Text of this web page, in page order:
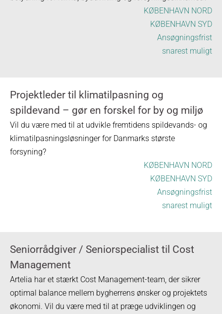
KØBENHAVN NORD
KØBENHAVN SYD
Ansøgningsfrist
snarest muligt
Projektleder til klimatilpasning og
spildevand – gør en forskel for by og miljø
Vil du være med til at udvikle fremtidens spildevands- og
klimatilpasningsløsninger for Danmarks største
forsyning?
KØBENHAVN NORD
KØBENHAVN SYD
Ansøgningsfrist
snarest muligt
Seniorrådgiver / Seniorspecialist til Cost
Management
Artelia har et stærkt Cost Management-team, der sikrer
optimal balance mellem bygherrens ønsker og projektets
økonomi. Vil du være med til at præge udviklingen og